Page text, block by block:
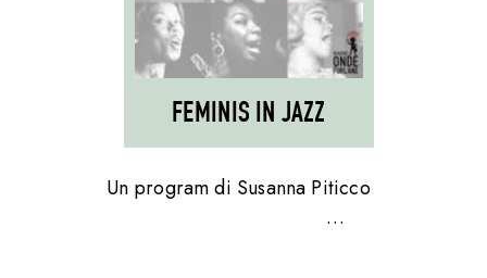
FEMINIS IN JAZZ
Un program di Susanna Piticco
…